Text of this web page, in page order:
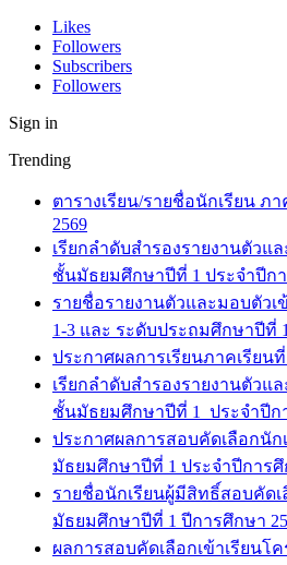
Likes
Followers
Subscribers
Followers
Sign in
Trending
ตารางเรียน/รายชื่อนักเรียน ภ
2569
เรียกลำดับสำรองรายงานตัวแ
ชั้นมัธยมศึกษาปีที่ 1 ประจำปีกา
รายชื่อรายงานตัวและมอบตัว
1-3 และ ระดับประถมศึกษาปีที่
ประกาศผลการเรียนภาคเรียน
เรียกลำดับสำรองรายงานตัวแ
ชั้นมัธยมศึกษาปีที่ 1 ประจำปีก
ประกาศผลการสอบคัดเลือกนั
มัธยมศึกษาปีที่ 1 ประจำปีการศึ
รายชื่อนักเรียนผู้มีสิทธิ์สอบคัด
มัธยมศึกษาปีที่ 1 ปีการศึกษา
ผลการสอบคัดเลือกเข้าเรียนโ